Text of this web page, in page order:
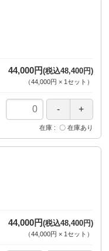
44,000円(税込48,400円)
（44,000円 × 1セット ）
在庫 〇 在庫あり
44,000円(税込48,400円)
（44,000円 × 1セット ）